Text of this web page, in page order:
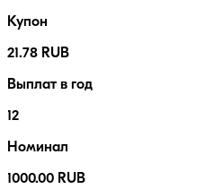
Купон
21.78 RUB
Выплат в год
12
Номинал
1000.00 RUB